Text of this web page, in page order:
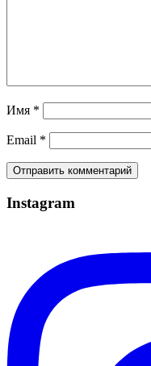
Имя *
Email *
Instagram